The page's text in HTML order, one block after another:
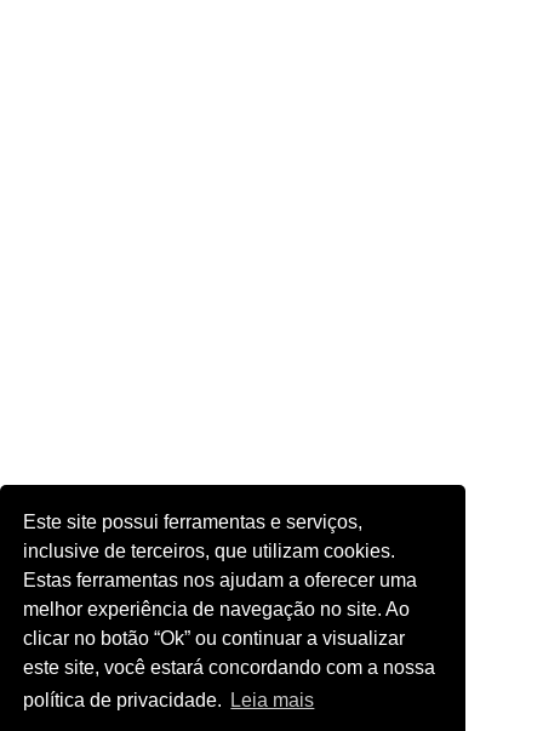
Este site possui ferramentas e serviços,
inclusive de terceiros, que utilizam cookies.
Estas ferramentas nos ajudam a oferecer uma
melhor experiência de navegação no site. Ao
clicar no botão “Ok” ou continuar a visualizar
este site, você estará concordando com a nossa
política de privacidade.
Leia mais